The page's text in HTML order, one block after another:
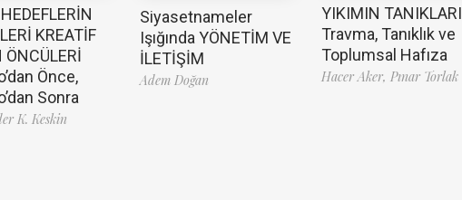
KREATİF
ÖNCÜLERİ
Önce,
Sonra
K. Keskin
Siyasetnameler
Işığında YÖNETİM VE
İLETİŞİM
Adem Doğan
YIKIMIN TANIKLARI
Travma, Tanıklık ve
Toplumsal Hafıza
Hacer Aker, Pınar Torlak